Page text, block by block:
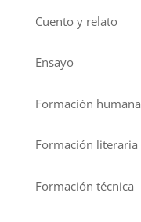
Cuento y relato
Ensayo
Formación humana
Formación literaria
Formación técnica